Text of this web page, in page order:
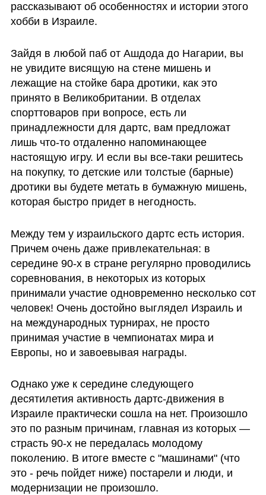
рассказывают об особенностях и истории этого
хобби в Израиле.
Зайдя в любой паб от Ашдода до Нагарии, вы
не увидите висящую на стене мишень и
лежащие на стойке бара дротики, как это
принято в Великобритании. В отделах
спорттоваров при вопросе, есть ли
принадлежности для дартс, вам предложат
лишь что-то отдаленно напоминающее
настоящую игру. И если вы все-таки решитесь
на покупку, то детские или толстые (барные)
дротики вы будете метать в бумажную мишень,
которая быстро придет в негодность.
Между тем у израильского дартс есть история.
Причем очень даже привлекательная: в
середине 90-х в стране регулярно проводились
соревнования, в некоторых из которых
принимали участие одновременно несколько сот
человек! Очень достойно выглядел Израиль и
на международных турнирах, не просто
принимая участие в чемпионатах мира и
Европы, но и завоевывая награды.
Однако уже к середине следующего
десятилетия активность дартс-движения в
Израиле практически сошла на нет. Произошло
это по разным причинам, главная из которых —
страсть 90-х не передалась молодому
поколению. В итоге вместе с "машинами" (что
это - речь пойдет ниже) постарели и люди, и
модернизации не произошло.